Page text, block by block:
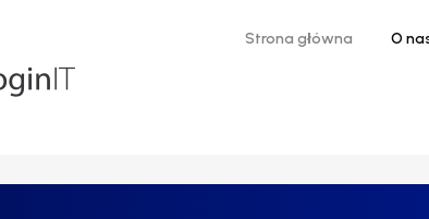
Strona główna O